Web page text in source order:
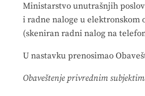
Ministarstvo unutrašnjih
i radne naloge u elektronskom
(skeniran radni nalog na
U nastavku prenosimao
Obaveštenje privrednim